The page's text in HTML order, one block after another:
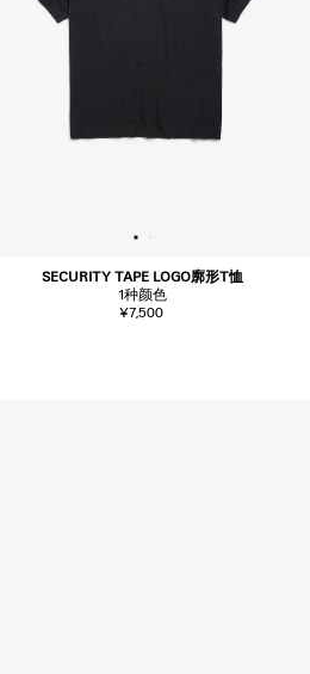
SECURITY TAPE LOGO廓形T恤
1种颜色
¥7,500